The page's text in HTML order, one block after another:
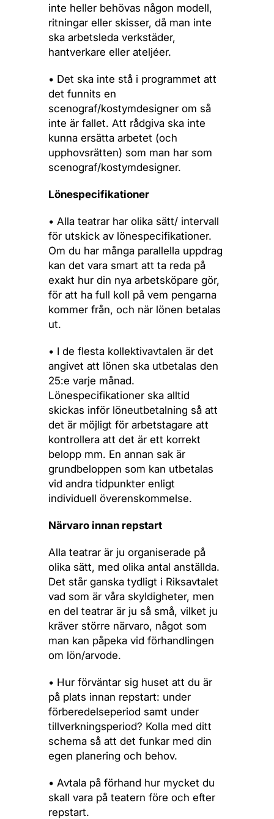
inte heller behövas någon modell,
ritningar eller skisser, då man inte
ska arbetsleda verkstäder,
hantverkare eller ateljéer.
• Det ska inte stå i programmet att
det funnits en
scenograf/kostymdesigner om så
inte är fallet. Att rådgiva ska inte
kunna ersätta arbetet (och
upphovsrätten) som man har som
scenograf/kostymdesigner.
Lönespecifikationer
• Alla teatrar har olika sätt/ intervall
för utskick av lönespecifikationer.
Om du har många parallella uppdrag
kan det vara smart att ta reda på
exakt hur din nya arbetsköpare gör,
för att ha full koll på vem pengarna
kommer från, och när lönen betalas
ut.
• I de flesta kollektivavtalen är det
angivet att lönen ska utbetalas den
25:e varje månad.
Lönespecifikationer ska alltid
skickas inför löneutbetalning så att
det är möjligt för arbetstagare att
kontrollera att det är ett korrekt
belopp mm. En annan sak är
grundbeloppen som kan utbetalas
vid andra tidpunkter enligt
individuell överenskommelse.
Närvaro innan repstart
Alla teatrar är ju organiserade på
olika sätt, med olika antal anställda.
Det står ganska tydligt i Riksavtalet
vad som är våra skyldigheter, men
en del teatrar är ju så små, vilket ju
kräver större närvaro, något som
man kan påpeka vid förhandlingen
om lön/arvode.
• Hur förväntar sig huset att du är
på plats innan repstart: under
förberedelseperiod samt under
tillverkningsperiod? Kolla med ditt
schema så att det funkar med din
egen planering och behov.
• Avtala på förhand hur mycket du
skall vara på teatern före och efter
repstart.